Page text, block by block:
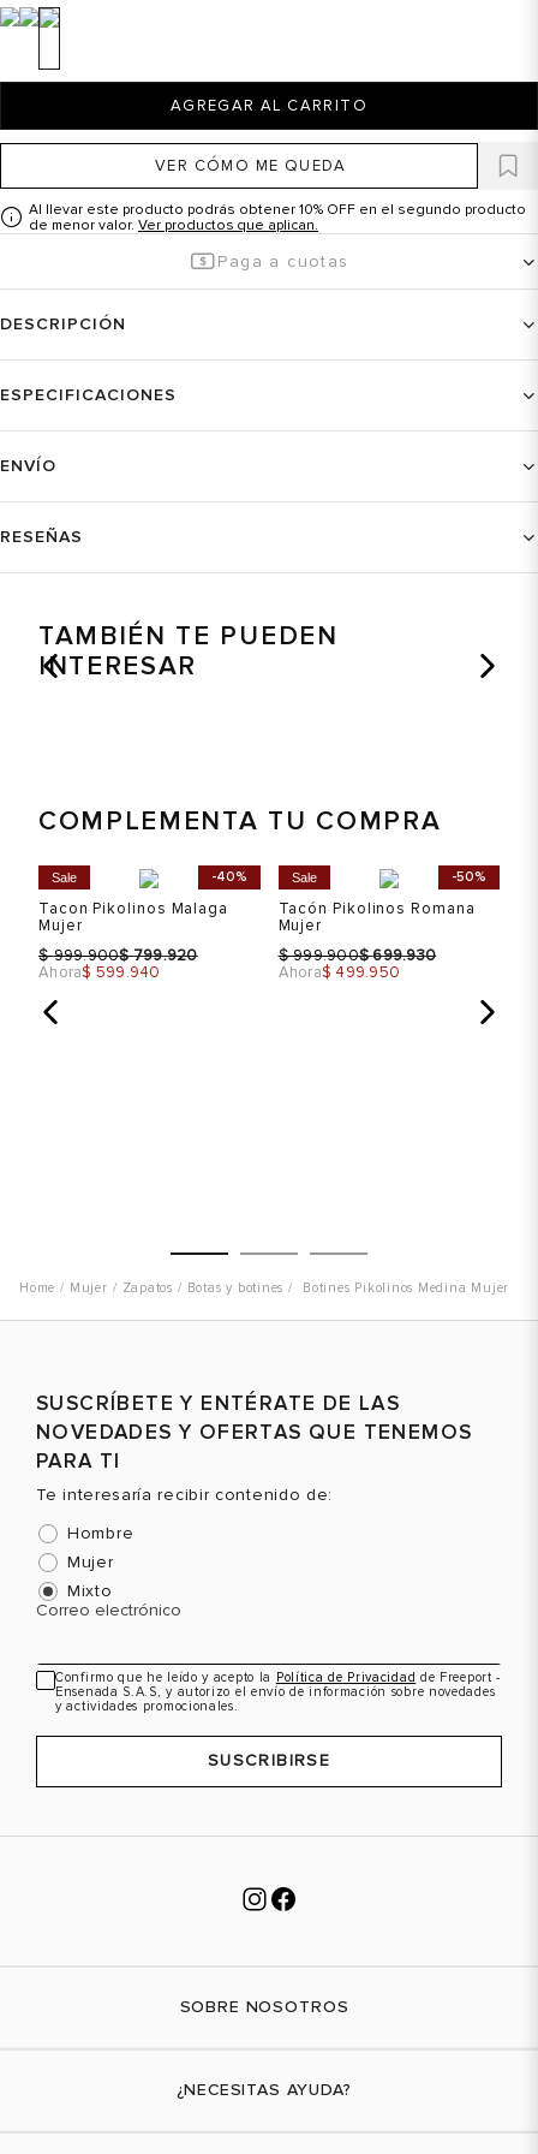
AGREGAR AL CARRITO
VER CÓMO ME QUEDA
Al llevar este producto podrás obtener 10% OFF en el segundo producto
de menor valor. Ver productos que aplican.
Paga a cuotas
DESCRIPCIÓN
ESPECIFICACIONES
ENVÍO
RESEÑAS
TAMBIÉN TE PUEDEN
INTERESAR
COMPLEMENTA TU COMPRA
-40%
Sale
Tacon Pikolinos Malaga
Mujer
$999.900$799.920
Ahora$ 599.940
Selecciona una talla
EUR
USA
37
Color
VER PRODUCTO
-50%
Sale
Tacón Pikolinos Romana
Mujer
$999.900$699.930
Ahora$ 499.950
Selecciona una talla
EUR
USA
VER PRODUCTO
Mujer Zapatos Botas y botines Botines Pikolinos Medina Mujer
SUSCRÍBETE Y ENTÉRATE DE LAS
NOVEDADES Y OFERTAS QUE TENEMOS
PARA TI
Te interesaría recibir contenido de:
Hombre
Mujer
Mixto
Correo electrónico
Confirmo que he leído y acepto la Política de Privacidad de Freeport -
Ensenada S.A.S, y autorizo el envío de información sobre novedades
y actividades promocionales.
SUSCRIBIRSE
SOBRE NOSOTROS
¿NECESITAS AYUDA?